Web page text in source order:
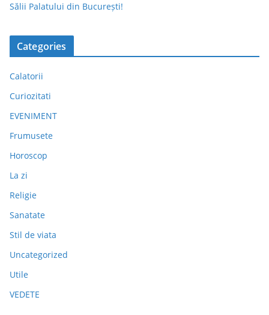
Sălii Palatului din București!
Categories
Calatorii
Curiozitati
EVENIMENT
Frumusete
Horoscop
La zi
Religie
Sanatate
Stil de viata
Uncategorized
Utile
VEDETE